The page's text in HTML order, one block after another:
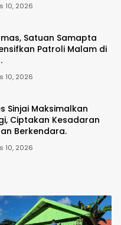
10, 2026
Satuan Samapta
Patroli Malam di
10, 2026
Sinjai Maksimalkan
Ciptakan Kesadaran
Berkendara.
10, 2026